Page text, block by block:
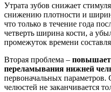
Утрата зубов снижает
снижению плотности и
что только в течение года
четверть ширина кости, а
промежуток времени
Вторая проблема –
переламывания нижней
первоначальных
челюстей не заканчивается